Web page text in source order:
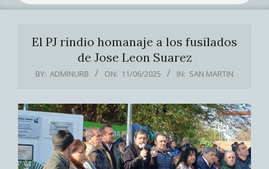
El PJ rindio homanaje a los fusilados
de Jose Leon Suarez
BY: ADMINURB ON: 11/06/2025 IN: SAN MARTIN